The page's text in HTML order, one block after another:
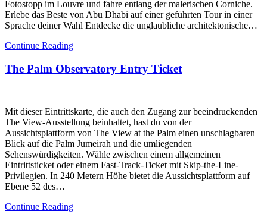
Fotostopp im Louvre und fahre entlang der malerischen Corniche.
Erlebe das Beste von Abu Dhabi auf einer geführten Tour in einer
Sprache deiner Wahl Entdecke die unglaubliche architektonische…
Continue Reading
The Palm Observatory Entry Ticket
Mit dieser Eintrittskarte, die auch den Zugang zur beeindruckenden
The View-Ausstellung beinhaltet, hast du von der
Aussichtsplattform von The View at the Palm einen unschlagbaren
Blick auf die Palm Jumeirah und die umliegenden
Sehenswürdigkeiten. Wähle zwischen einem allgemeinen
Eintrittsticket oder einem Fast-Track-Ticket mit Skip-the-Line-
Privilegien. In 240 Metern Höhe bietet die Aussichtsplattform auf
Ebene 52 des…
Continue Reading